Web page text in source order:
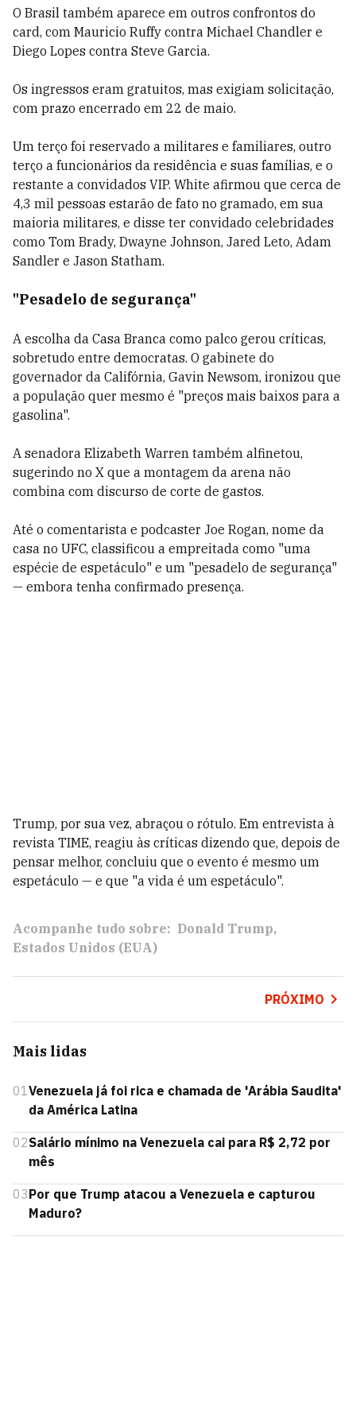
O Brasil também aparece em outros confrontos do
card, com Mauricio Ruffy contra Michael Chandler e
Diego Lopes contra Steve Garcia.
Os ingressos eram gratuitos, mas exigiam solicitação,
com prazo encerrado em 22 de maio.
Um terço foi reservado a militares e familiares, outro
terço a funcionários da residência e suas famílias, e o
restante a convidados VIP. White afirmou que cerca de
4,3 mil pessoas estarão de fato no gramado, em sua
maioria militares, e disse ter convidado celebridades
como Tom Brady, Dwayne Johnson, Jared Leto, Adam
Sandler e Jason Statham.
"Pesadelo de segurança"
A escolha da Casa Branca como palco gerou críticas,
sobretudo entre democratas. O gabinete do
governador da Califórnia, Gavin Newsom, ironizou que
a população quer mesmo é "preços mais baixos para a
gasolina".
A senadora Elizabeth Warren também alfinetou,
sugerindo no X que a montagem da arena não
combina com discurso de corte de gastos.
Até o comentarista e podcaster Joe Rogan, nome da
casa no UFC, classificou a empreitada como "uma
espécie de espetáculo" e um "pesadelo de segurança"
— embora tenha confirmado presença.
Trump, por sua vez, abraçou o rótulo. Em entrevista à
revista TIME, reagiu às críticas dizendo que, depois de
pensar melhor, concluiu que o evento é mesmo um
espetáculo — e que "a vida é um espetáculo".
Acompanhe tudo sobre: Donald Trump
Estados Unidos (EUA)
PRÓXIMO
Mais lidas
01Venezuela já foi rica e chamada de 'Arábia Saudita'
da América Latina
02Salário mínimo na Venezuela cai para R$ 2,72 por
mês
03Por que Trump atacou a Venezuela e capturou
Maduro?